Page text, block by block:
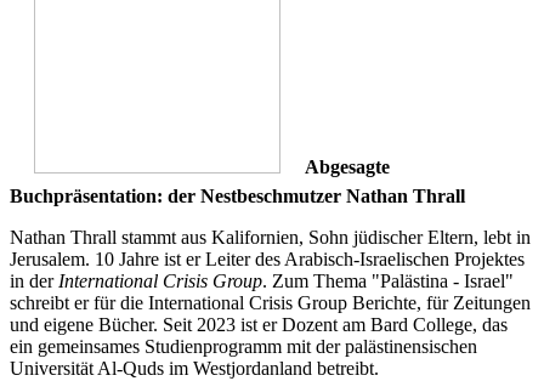
Abgesagte
Buchpräsentation: der Nestbeschmutzer Nathan Thrall
Nathan Thrall stammt aus Kalifornien, Sohn jüdischer Eltern, lebt in
Jerusalem. 10 Jahre ist er Leiter des Arabisch-Israelischen Projektes
in der International Crisis Group. Zum Thema "Palästina - Israel"
schreibt er für die International Crisis Group Berichte, für Zeitungen
und eigene Bücher. Seit 2023 ist er Dozent am Bard College, das
ein gemeinsames Studienprogramm mit der palästinensischen
Universität Al-Quds im Westjordanland betreibt.